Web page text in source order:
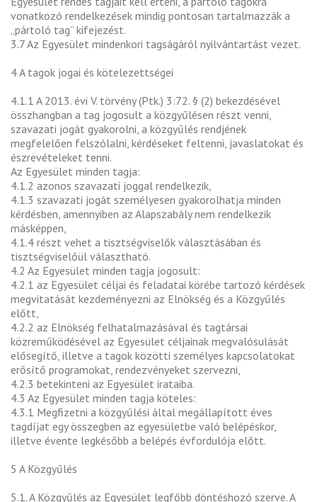
vonatkozó rendelkezések mindig pontosan tartalmazzák a
„pártoló tag” kifejezést.
3.7 Az Egyesület mindenkori tagságáról nyilvántartást vezet.
4 A tagok jogai és kötelezettségei
4.1.1 A 2013. évi V. törvény (Ptk.) 3:72. § (2) bekezdésével
összhangban a tag jogosult a közgyűlésen részt venni,
szavazati jogát gyakorolni, a közgyűlés rendjének
megfelelően felszólalni, kérdéseket feltenni, javaslatokat és
észrevételeket tenni.
Az Egyesület minden tagja:
4.1.2 azonos szavazati joggal rendelkezik,
4.1.3 szavazati jogát személyesen gyakorolhatja minden
kérdésben, amennyiben az Alapszabály nem rendelkezik
másképpen,
4.1.4 részt vehet a tisztségviselők választásában és
tisztségviselőül választható.
4.2 Az Egyesület minden tagja jogosult:
4.2.1 az Egyesület céljai és feladatai körébe tartozó kérdések
megvitatását kezdeményezni az Elnökség és a Közgyűlés
előtt,
4.2.2 az Elnökség felhatalmazásával és tagtársai
közreműködésével az Egyesület céljainak megvalósulását
elősegítő, illetve a tagok közötti személyes kapcsolatokat
erősítő programokat, rendezvényeket szervezni,
4.2.3 betekinteni az Egyesület irataiba.
4.3 Az Egyesület minden tagja köteles:
4.3.1 Megfizetni a közgyűlési által megállapított éves
tagdíjat egy összegben az egyesületbe való belépéskor,
illetve évente legkésőbb a belépés évfordulója előtt.
5 A Közgyűlés
5.1. A Közgyűlés az Egyesület legfőbb döntéshozó szerve. A